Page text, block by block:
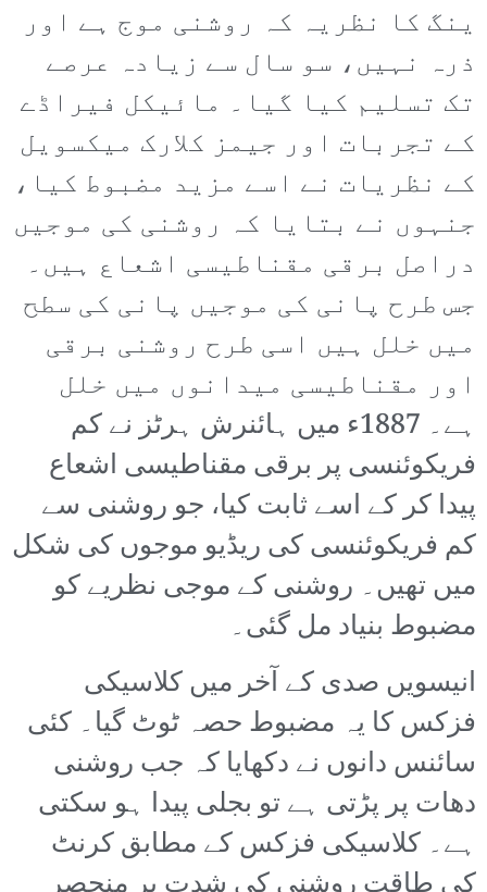
ینگ کا نظریہ کہ روشنی موج ہے اور
ذرہ نہیں، سو سال سے زیادہ عرصے
تک تسلیم کیا گیا۔ مائیکل فیراڈے
کے تجربات اور جیمز کلارک میکسویل
کے نظریات نے اسے مزید مضبوط کیا،
جنہوں نے بتایا کہ روشنی کی موجیں
دراصل برقی مقناطیسی اشعاع ہیں۔
جس طرح پانی کی موجیں پانی کی سطح
میں خلل ہیں اسی طرح روشنی برقی
اور مقناطیسی میدانوں میں خلل
ہے۔ 1887ء میں ہائنرش ہرٹز نے کم
فریکوئنسی پر برقی مقناطیسی اشعاع
پیدا کر کے اسے ثابت کیا، جو روشنی سے
کم فریکوئنسی کی ریڈیو موجوں کی شکل
میں تھیں۔ روشنی کے موجی نظریے کو
مضبوط بنیاد مل گئی۔
انیسویں صدی کے آخر میں کلاسیکی
فزکس کا یہ مضبوط حصہ ٹوٹ گیا۔ کئی
سائنس دانوں نے دکھایا کہ جب روشنی
دھات پر پڑتی ہے تو بجلی پیدا ہو سکتی
ہے۔ کلاسیکی فزکس کے مطابق کرنٹ